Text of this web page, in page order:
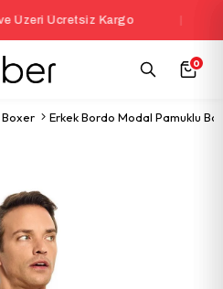
Ücretsiz Kargo
0
Boxer Erkek Bordo Modal Pamuklu